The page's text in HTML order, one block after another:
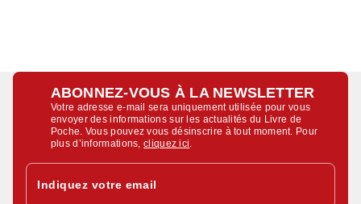
ABONNEZ-VOUS À LA NEWSLETTER
Votre adresse e-mail sera uniquement utilisée pour vous
envoyer des informations sur les actualités du Livre de
Poche. Vous pouvez vous désinscrire à tout moment. Pour
plus d’informations,cliquez ici
Indiquez votre email